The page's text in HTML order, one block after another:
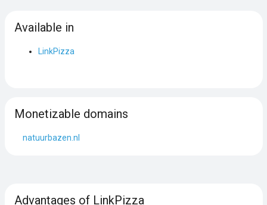
Available in
LinkPizza
Monetizable domains
natuurbazen.nl
Advantages of LinkPizza